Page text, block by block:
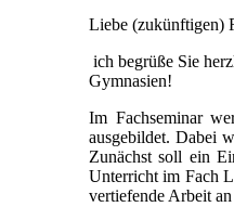
Liebe (zukünftigen)
ich begrüße Sie
Gymnasien!
Im Fachseminar
ausgebildet. Dabei
Zunächst soll ein
Unterricht im Fach
vertiefende Arbeit